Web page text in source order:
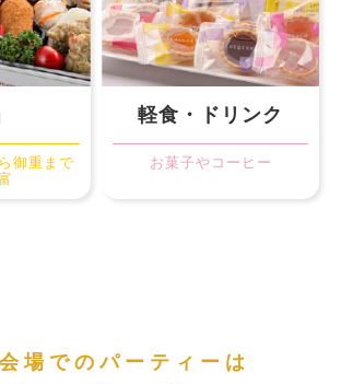
御重まで
軽食・ドリンク
お菓子やコーヒー
場でのパーティーは